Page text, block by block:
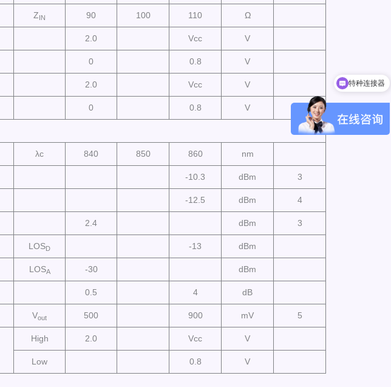
ZIN 90 100 110 Ω
2.0 Vcc V
0 0.8 V
2.0 Vcc V
0 0.8 V
λc 840 850 860 nm
-10.3 dBm 3
-12.5 dBm 4
2.4 dBm 3
LOSD -13 dBm
LOSA -30 dBm
0.5 4 dB
Vout 500 900 mV 5
High 2.0 Vcc V
Low 0.8 V
小型化光模块